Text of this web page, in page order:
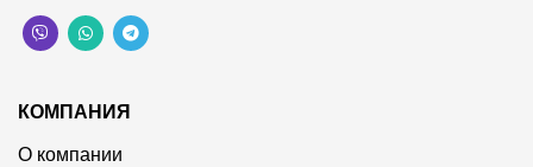
КОМПАНИЯ
О компании